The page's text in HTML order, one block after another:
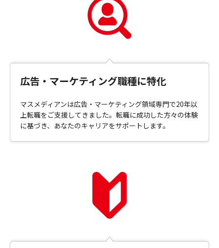
広告・マーケティング職種に特化
マスメディアンは広告・マーケティング領域専門で20年以
上転職をご支援してきました。転職に成功した方々の体験
に基づき、あなたのキャリアをサポートします。